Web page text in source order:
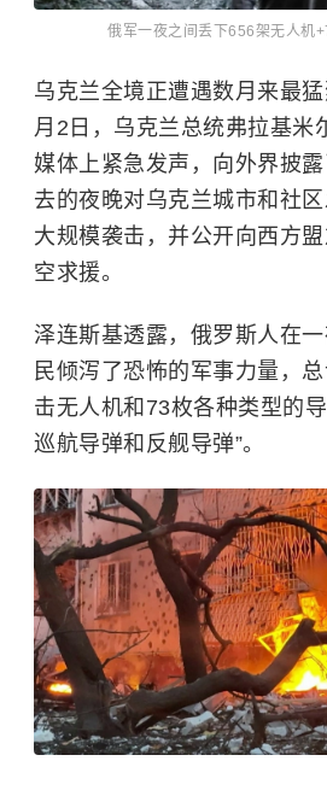
俄军一夜之间丢下656架无人机
乌克兰全境正遭遇数月来最
月2日，乌克兰总统弗拉基米
媒体上紧急发声，向外界披
去的夜晚对乌克兰城市和社
大规模袭击，并公开向西方
空求援。
泽连斯基透露，俄罗斯人在
民倾泻了恐怖的军事力量，
击无人机和73枚各种类型的
巡航导弹和 反舰导弹”。